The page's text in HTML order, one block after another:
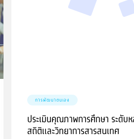
การพัฒนาตนเอง
ประเมินคุณภาพการศึกษา ระดับ
สถิติและวิทยาการสารสนเทศ